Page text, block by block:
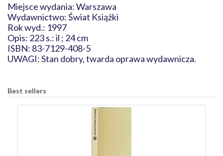
Miejsce wydania: Warszawa
Wydawnictwo: Świat Książki
Rok wyd.: 1997
Opis: 223 s.: il ; 24 cm
ISBN: 83-7129-408-5
UWAGI: Stan dobry, twarda oprawa wydawnicza.
Best sellers